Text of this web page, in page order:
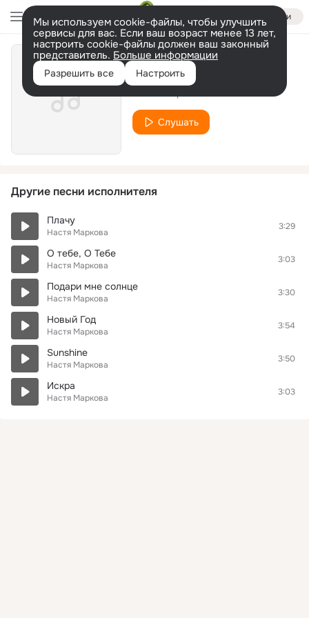
Войти
Мы используем cookie-файлы, чтобы улучшить
сервисы для вас. Если ваш возраст менее 13 лет,
настроить cookie-файлы должен ваш законный
представитель. Больше информации
Разрешить все Настроить
37,8
Слушать
Другие песни исполнителя
Плачу
Настя Маркова
3:29
О тебе, О Тебе
Настя Маркова
3:03
Подари мне солнце
Настя Маркова
3:30
Новый Год
Настя Маркова
3:54
Sunshine
Настя Маркова
3:50
Искра
Настя Маркова
3:03